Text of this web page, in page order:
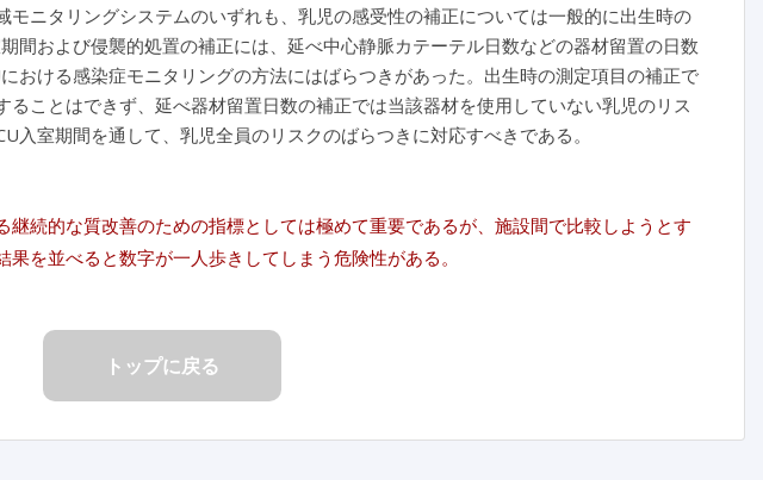
ニタリングシステムのいずれも、乳児の感受性の補正については一般的に出生時の
間および侵襲的処置の補正には、延べ中心静脈カテーテル日数などの器材留置の日数
おける感染症モニタリングの方法にはばらつきがあった。出生時の測定項目の補正で
ことはできず、延べ器材留置日数の補正では当該器材を使用していない乳児のリス
入室期間を通して、乳児全員のリスクのばらつきに対応すべきである。
続的な質改善のための指標としては極めて重要であるが、施設間で比較しようとす
を並べると数字が一人歩きしてしまう危険性がある。
トップに戻る